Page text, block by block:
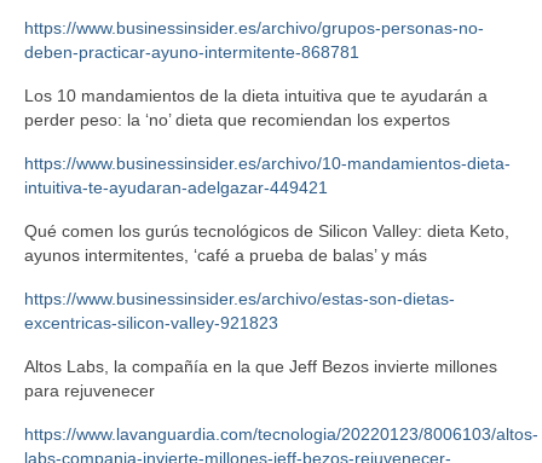
https://www.businessinsider.es/archivo/grupos-personas-no-
deben-practicar-ayuno-intermitente-868781
Los 10 mandamientos de la dieta intuitiva que te ayudarán a
perder peso: la ‘no’ dieta que recomiendan los expertos
https://www.businessinsider.es/archivo/10-mandamientos-dieta-
intuitiva-te-ayudaran-adelgazar-449421
Qué comen los gurús tecnológicos de Silicon Valley: dieta Keto,
ayunos intermitentes, ‘café a prueba de balas’ y más
https://www.businessinsider.es/archivo/estas-son-dietas-
excentricas-silicon-valley-921823
Altos Labs, la compañía en la que Jeff Bezos invierte millones
para rejuvenecer
https://www.lavanguardia.com/tecnologia/20220123/8006103/altos-
labs-compania-invierte-millones-jeff-bezos-rejuvenecer-